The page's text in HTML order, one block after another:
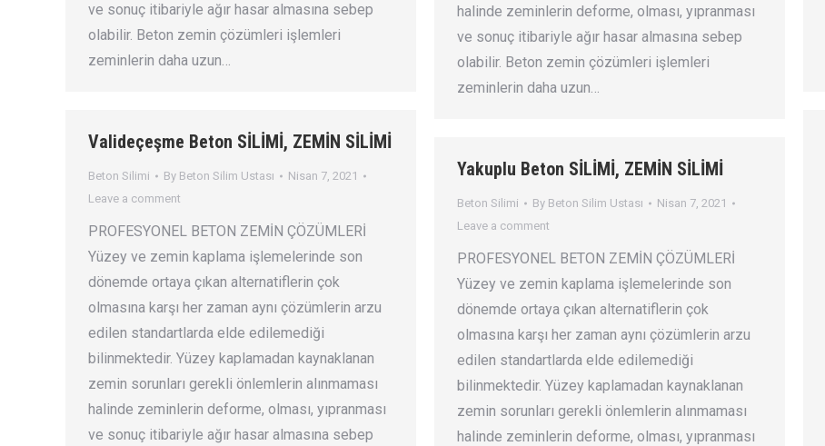
ve sonuç itibariyle ağır hasar almasına sebep
olabilir. Beton zemin çözümleri işlemleri
zeminlerin daha uzun…
halinde zeminlerin deforme, olması, yıpranması
ve sonuç itibariyle ağır hasar almasına sebep
olabilir. Beton zemin çözümleri işlemleri
zeminlerin daha uzun…
Valideçeşme Beton SİLİMİ, ZEMİN SİLİMİ
Beton Silimi By Beton Silim Ustası
Nisan 7, 2021
Leave a comment
PROFESYONEL BETON ZEMİN ÇÖZÜMLERİ
Yüzey ve zemin kaplama işlemelerinde son
dönemde ortaya çıkan alternatiflerin çok
olmasına karşı her zaman aynı çözümlerin arzu
edilen standartlarda elde edilemediği
bilinmektedir. Yüzey kaplamadan kaynaklanan
zemin sorunları gerekli önlemlerin alınmaması
halinde zeminlerin deforme, olması, yıpranması
ve sonuç itibariyle ağır hasar almasına sebep
Yakuplu Beton SİLİMİ, ZEMİN SİLİMİ
Beton Silimi By Beton Silim Ustası
Nisan 7, 2021
Leave a comment
PROFESYONEL BETON ZEMİN ÇÖZÜMLERİ
Yüzey ve zemin kaplama işlemelerinde son
dönemde ortaya çıkan alternatiflerin çok
olmasına karşı her zaman aynı çözümlerin arzu
edilen standartlarda elde edilemediği
bilinmektedir. Yüzey kaplamadan kaynaklanan
zemin sorunları gerekli önlemlerin alınmaması
halinde zeminlerin deforme, olması, yıpranması